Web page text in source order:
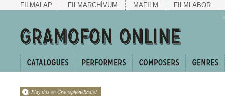
FILMALAP FILMARCHÍVUM MAFILM FILMLABOR
Play this on GramophoneRadio!